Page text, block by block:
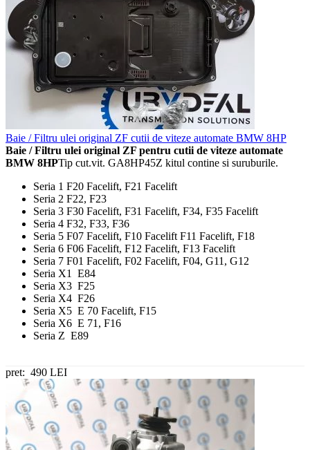
Baie / Filtru ulei original ZF cutii de viteze automate BMW 8HP
Baie / Filtru ulei original ZF pentru cutii de viteze automate
BMW 8HPTip cut.vit. GA8HP45Z kitul contine si suruburile.
Seria 1 F20 Facelift, F21 Facelift
Seria 2 F22, F23
Seria 3 F30 Facelift, F31 Facelift, F34, F35 Facelift
Seria 4 F32, F33, F36
Seria 5 F07 Facelift, F10 Facelift F11 Facelift, F18
Seria 6 F06 Facelift, F12 Facelift, F13 Facelift
Seria 7 F01 Facelift, F02 Facelift, F04, G11, G12
Seria X1 E84
Seria X3 F25
Seria X4 F26
Seria X5 E 70 Facelift, F15
Seria X6 E 71, F16
Seria Z E89
pret: 490 LEI